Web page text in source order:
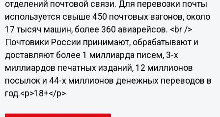
отделений почтовой связи. Для перевозки почты
используется свыше 450 почтовых вагонов, около
17 тысяч машин, более 360 авиарейсов. <br />
Почтовики России принимают, обрабатывают и
доставляют более 1 миллиарда писем, 3-х
миллиардов печатных изданий, 12 миллионов
посылок и 44-х миллионов денежных переводов в
год.<p>18+</p>